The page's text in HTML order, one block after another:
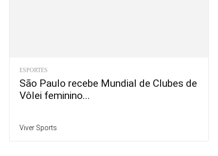
ESPORTES
São Paulo recebe Mundial de Clubes de
Vôlei feminino...
Viver Sports